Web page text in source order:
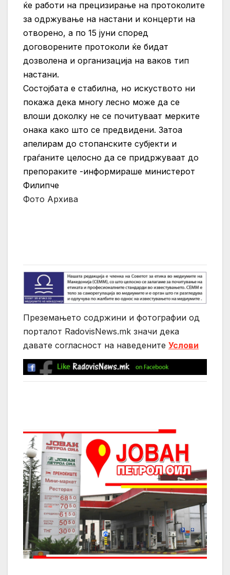
ќе работи на прецизирање на протоколите
за одржување на настани и концерти на
отворено, а по 15 јуни според
договорените протоколи ќе бидат
дозволена и организација на ваков тип
настани.
Состојбата е стабилна, но искуството ни
покажа дека многу лесно може да се
влоши доколку не се почитуваат мерките
онака како што се предвидени. Затоа
апелирам до стопанските субјекти и
граѓаните целосно да се придржуваат до
препораките -информираше министерот
Филипче
Фото Архива
Преземањето содржини и фотографии од
порталот RadovisNews.mk значи дека
давате согласност на нaведените Услови